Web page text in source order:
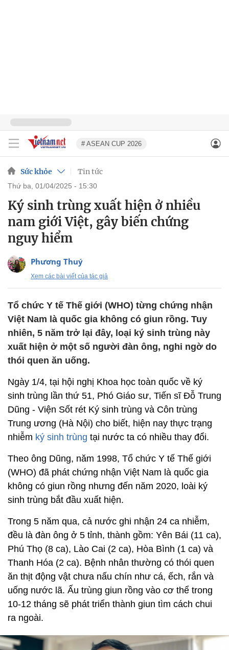
# ASEAN CUP 2026
Sức khỏe Tin tức
thứ ba, 01/04/2025 - 15:30
Ký sinh trùng xuất hiện ở nhiều
nam giới Việt, gây biến chứng
nguy hiểm
Phương Thuý
Xem các bài viết của tác giả
Tổ chức Y tế Thế giới (WHO) từng chứng nhận
Việt Nam là quốc gia không có giun rồng. Tuy
nhiên, 5 năm trở lại đây, loại ký sinh trùng này
xuất hiện ở một số người đàn ông, nghi ngờ do
thói quen ăn uống.
Ngày 1/4, tại hội nghị Khoa học toàn quốc về ký
sinh trùng lần thứ 51, Phó Giáo sư, Tiến sĩ Đỗ Trung
Dũng - Viện Sốt rét Ký sinh trùng và Côn trùng
Trung ương (Hà Nội) cho biết, hiện nay thực trạng
nhiễm ký sinh trùng tại nước ta có nhiều thay đổi.
Theo ông Dũng, năm 1998, Tổ chức Y tế Thế giới
(WHO) đã phát chứng nhận Việt Nam là quốc gia
không có giun rồng nhưng đến năm 2020, loài ký
sinh trùng bắt đầu xuất hiện.
Trong 5 năm qua, cả nước ghi nhận 24 ca nhiễm,
đều là đàn ông ở 5 tỉnh, thành gồm: Yên Bái (11 ca),
Phú Thọ (8 ca), Lào Cai (2 ca), Hòa Bình (1 ca) và
Thanh Hóa (2 ca). Bệnh nhân thường có thói quen
ăn thịt động vật chưa nấu chín như cá, ếch, rắn và
uống nước lã. Ấu trùng giun rồng vào cơ thể trong
10-12 tháng sẽ phát triển thành giun tìm cách chui
ra ngoài.